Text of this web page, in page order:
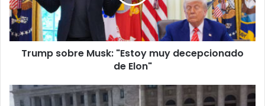
decepcionado
de
Elon"
Trump sobre Musk: "Estoy muy decepcionado
de Elon"
No
dan